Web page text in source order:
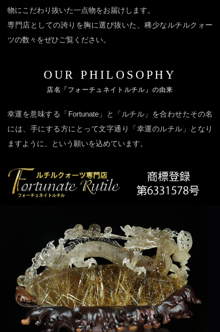
物にこだわり抜いた一点物をお届けします。
専門店としての誇りを胸に選び抜いた、稀少なルチルクォー
ツの数々をぜひご覧ください。
OUR PHILOSOPHY
店名「フォーチュネイトルチル」の由来
幸運を意味する「Fortunate」と「ルチル」を合わせたその名
には、手にする方にとって文字通り「幸運のルチル」となり
ますように、という願いを込めています。